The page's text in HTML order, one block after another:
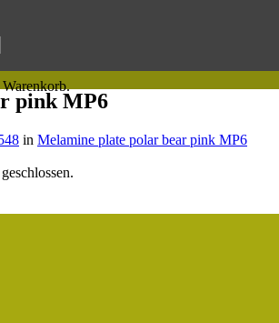
pink MP6
in Melamine plate polar bear pink MP6